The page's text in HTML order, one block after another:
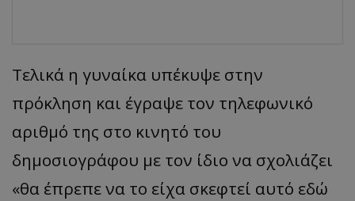
Τελικά η γυναίκα υπέκυψε στην
πρόκληση και έγραψε τον τηλεφωνικό
αριθμό της στο κινητό του
δημοσιογράφου με τον ίδιο να σχολιάζει
«θα έπρεπε να το είχα σκεφτεί αυτό εδώ